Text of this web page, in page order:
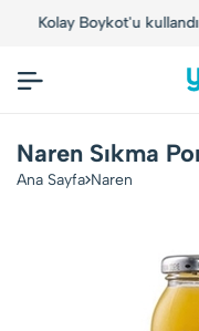
kullandınız mı?.Hemen
Naren Sıkma
Ana Sayfa Naren